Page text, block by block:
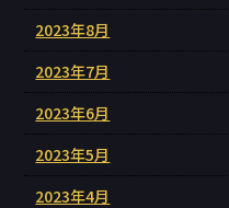
2023年8月
2023年7月
2023年6月
2023年5月
2023年4月